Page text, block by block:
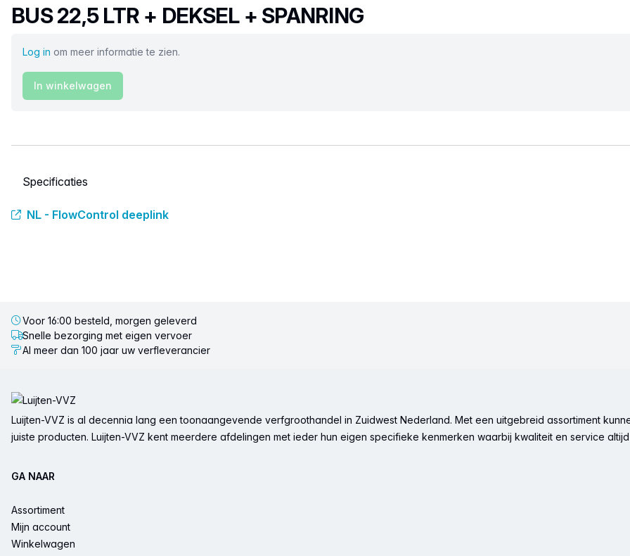
Productnaam
BUS 22,5 LTR + DEKSEL + SPANRING
Log in om meer informatie te zien.
In winkelwagen
Selecteer een tabblad
NL - FlowControl deeplink
Voor 16:00 besteld, morgen geleverd
Snelle bezorging met eigen vervoer
Al meer dan 100 jaar uw verfleverancier
Luijten-VVZ is al decennia lang een toonaangevende verfgroothandel in Zuidwest Nederland. Met een uitgebreid assortiment
juiste producten. Luijten-VVZ kent meerdere afdelingen met ieder hun eigen specifieke kenmerken waarbij kwaliteit en service
GA NAAR
Assortiment
Mijn account
Winkelwagen